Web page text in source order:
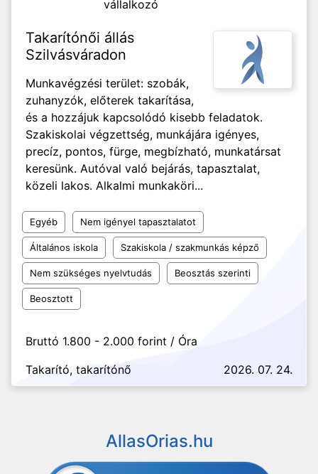
vállalkozó
Takarítónői állás
Szilvásváradon
Munkavégzési terület: szobák,
zuhanyzók, előterek takarítása,
és a hozzájuk kapcsolódó kisebb feladatok.
Szakiskolai végzettség, munkájára igényes,
precíz, pontos, fürge, megbízható, munkatársat
keresünk. Autóval való bejárás, tapasztalat,
közeli lakos. Alkalmi munkaköri...
Egyéb Nem igényel tapasztalatot
Általános iskola Szakiskola / szakmunkás képző
Nem szükséges nyelvtudás Beosztás szerinti
Beosztott
Bruttó 1.800 - 2.000 forint / Óra
Takarító, takarítónő
2026. 07. 24.
AllasOrias.hu